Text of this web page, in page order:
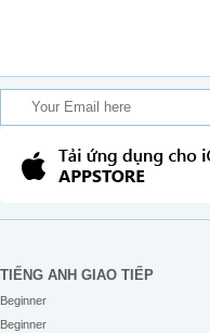
TIẾNG ANH GIAO TIẾP
Beginner
Beginner